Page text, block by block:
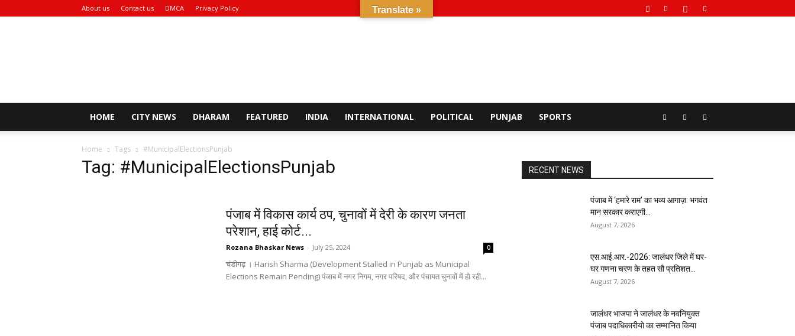
About us Contact us DMCA Privacy Policy
HOME CITY NEWS DHARAM FEATURED INDIA INTERNATIONAL POLITICAL PUNJAB SPORTS
Home Tags #MunicipalElectionsPunjab
Tag: #MunicipalElectionsPunjab
पंजाब में विकास कार्य ठप, चुनावों में देरी के कारण जनता
परेशान, हाई कोर्ट...
Rozana Bhaskar News - July 25, 2024 0
चंडीगढ़ । Harish Sharma (Development Stalled in Punjab as Municipal
Elections Remain Pending) पंजाब में नगर निगम, नगर परिषद, और पंचायत चुनावों में हो रही...
RECENT NEWS
पंजाब में ‘हमारे राम’ का भव्य आगाज़: भगवंत
मान सरकार कराएगी...
August 7, 2026
एस.आई.आर.-2026: जालंधर जिले में घर-
घर गणना चरण के तहत सौ प्रतिशत...
August 7, 2026
जालंधर भाजपा ने जालंधर के नवनियुक्त
पंजाब पदाधिकारीयो का सम्मानित किया
Translate »